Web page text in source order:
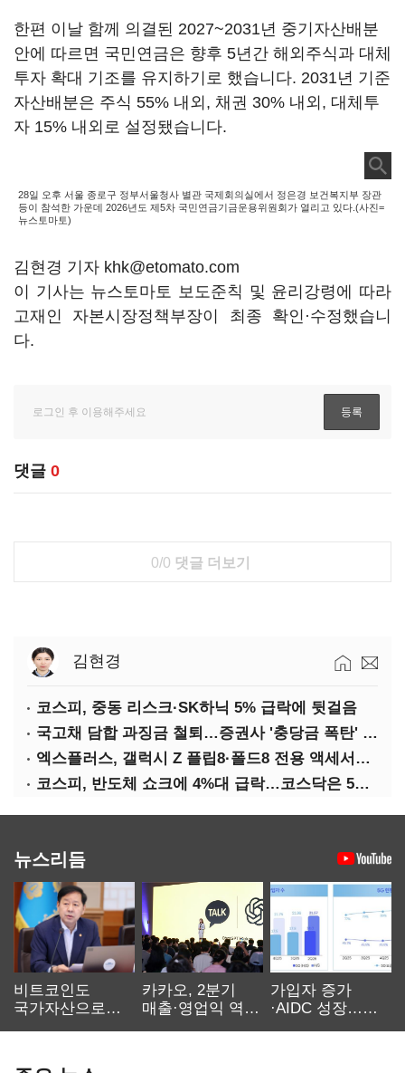
한편 이날 함께 의결된 2027~2031년 중기자산배분
안에 따르면 국민연금은 향후 5년간 해외주식과 대체
투자 확대 기조를 유지하기로 했습니다. 2031년 기준
자산배분은 주식 55% 내외, 채권 30% 내외, 대체투
자 15% 내외로 설정됐습니다.
28일 오후 서울 종로구 정부서울청사 별관 국제회의실에서 정은경 보건복지부 장관
등이 참석한 가운데 2026년도 제5차 국민연금기금운용위원회가 열리고 있다.(사진=
뉴스토마토)
김현경 기자 khk@etomato.com
이 기사는 뉴스토마토 보도준칙 및 윤리강령에 따라
고재인 자본시장정책부장이 최종 확인·수정했습니
다.
댓글 0
0/0 댓글 더보기
김현경
코스피, 중동 리스크·SK하닉 5% 급락에 뒷걸음
국고채 담합 과징금 철퇴…증권사 '충당금 폭탄' 우려
엑스플러스, 갤럭시 Z 플립8·폴드8 전용 액세서리 출시
코스피, 반도체 쇼크에 4%대 급락…코스닥은 5거래일째 상승
뉴스리듬
비트코인도
국가자산으로…'
카카오, 2분기
매출·영업익 역대
가입자 증가
·AIDC 성장…